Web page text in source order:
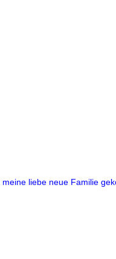
meine liebe neue Familie